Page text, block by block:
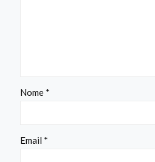
Nome *
Email *